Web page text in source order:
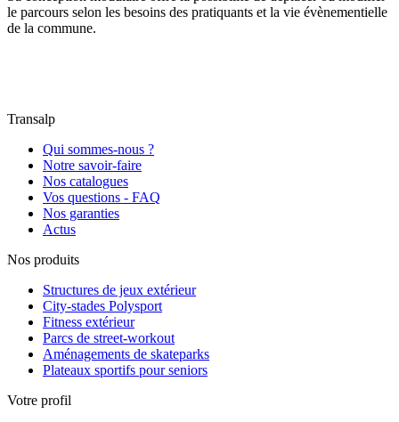
le parcours selon les besoins des pratiquants et la vie évènementielle
de la commune.
Transalp
Qui sommes-nous ?
Notre savoir-faire
Nos catalogues
Vos questions - FAQ
Nos garanties
Actus
Nos produits
Structures de jeux extérieur
City-stades Polysport
Fitness extérieur
Parcs de street-workout
Aménagements de skateparks
Plateaux sportifs pour seniors
Votre profil